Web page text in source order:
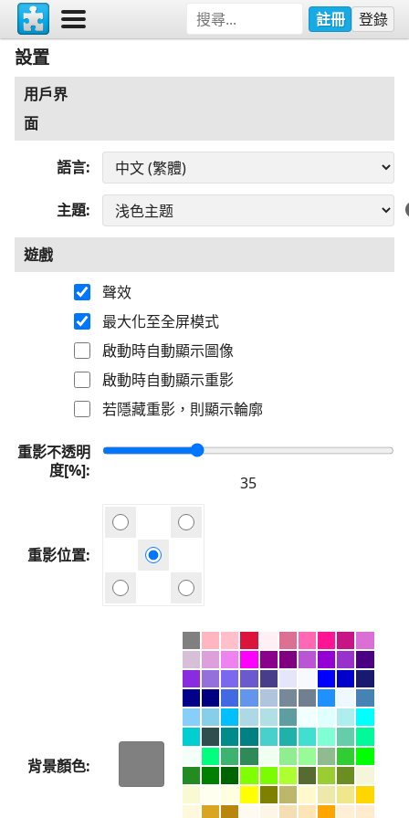
註冊 登錄
設置
用戶界
面
語言
主題
遊戲
聲效
最大化至全屏模式
啟動時自動顯示圖像
啟動時自動顯示重影
若隱藏重影，則顯示輪廓
重影不透明
度[%]
重影位置
背景顏色